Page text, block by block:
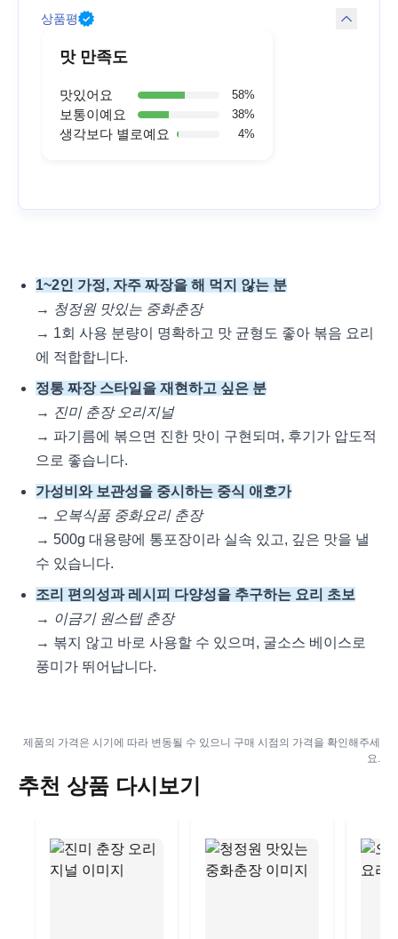
상품평
맛 만족도
맛있어요 58%
보통이예요 38%
생각보다 별로예요 4%
1~2인 가정, 자주 짜장을 해 먹지 않는 분
→ 청정원 맛있는 중화춘장
→ 1회 사용 분량이 명확하고 맛 균형도 좋아 볶음 요리
에 적합합니다.
정통 짜장 스타일을 재현하고 싶은 분
→ 진미 춘장 오리지널
→ 파기름에 볶으면 진한 맛이 구현되며, 후기가 압도적
으로 좋습니다.
가성비와 보관성을 중시하는 중식 애호가
→
오복식품 중화요리 춘장
→ 500g 대용량에 통포장이라 실속 있고, 깊은 맛을 낼
수 있습니다.
조리 편의성과 레시피 다양성을 추구하는 요리 초보
→ 이금기 원스텝 춘장
→ 볶지 않고 바로 사용할 수 있으며, 굴소스 베이스로
풍미가 뛰어납니다.
제품의 가격은 시기에 따라 변동될 수 있으니 구매 시점의 가격을 확인해주세
요.
추천 상품 다시보기